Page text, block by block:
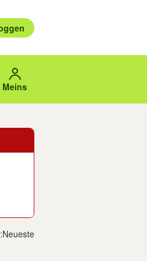
auswählen.
den Pfeiltasten nach oben/
Meins
Neueste